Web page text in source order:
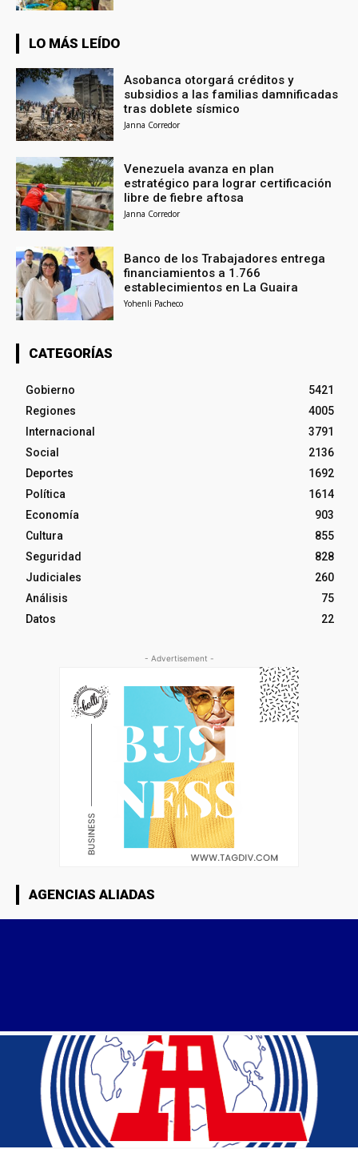
LO MÁS LEÍDO
Asobanca otorgará créditos y
subsidios a las familias damnificadas
tras doblete sísmico
Janna Corredor
Venezuela avanza en plan
estratégico para lograr certificación
libre de fiebre aftosa
Janna Corredor
Banco de los Trabajadores entrega
financiamientos a 1.766
establecimientos en La Guaira
Yohenli Pacheco
CATEGORÍAS
Gobierno
5421
Regiones
4005
Internacional
3791
Social
2136
Deportes
1692
Política
1614
Economía
903
Cultura
855
Seguridad
828
Judiciales
260
Análisis
75
Datos
22
- Advertisement -
AGENCIAS ALIADAS